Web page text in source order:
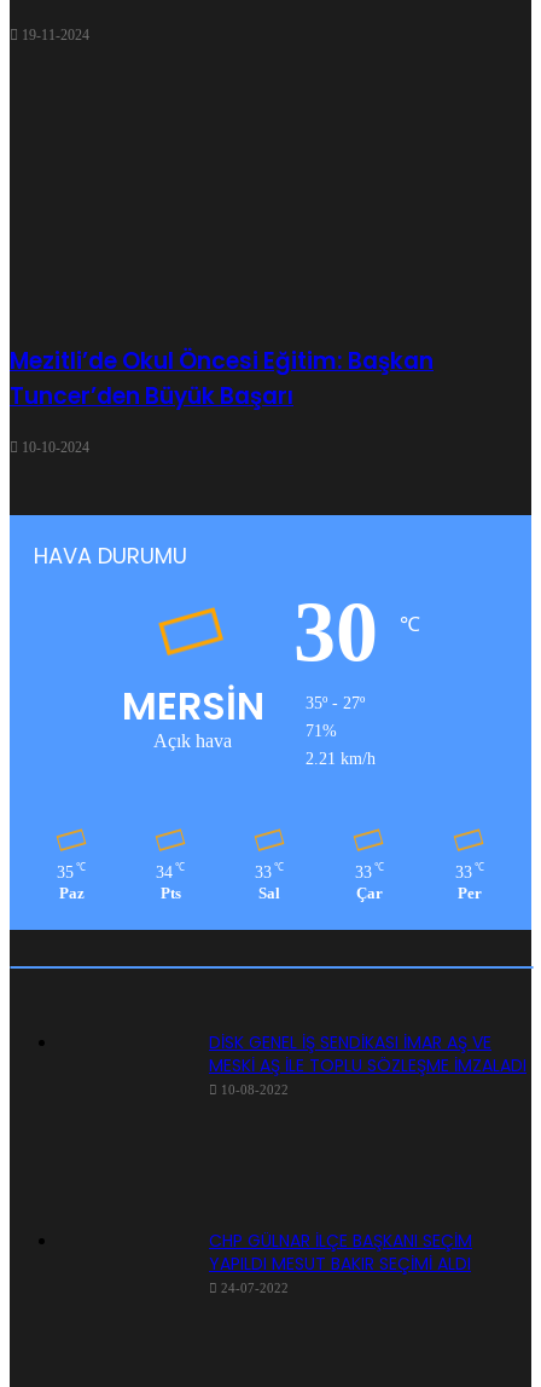
19-11-2024
Mezitli’de Okul Öncesi Eğitim: Başkan
Tuncer’den Büyük Başarı
10-10-2024
HAVA DURUMU
MERSİN
Açık hava
30 ℃
35º - 27º
71%
2.21 km/h
35 ℃
Paz
34 ℃
Pts
33 ℃
Sal
33 ℃
Çar
33 ℃
Per
DİSK GENEL İŞ SENDİKASI İMAR AŞ VE
MESKİ AŞ İLE TOPLU SÖZLEŞME İMZALADI
10-08-2022
CHP GÜLNAR İLÇE BAŞKANI SEÇİM
YAPILDI MESUT BAKIR SEÇİMİ ALDI
24-07-2022